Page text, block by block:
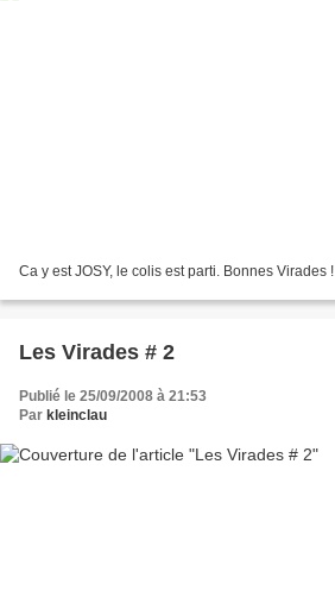
Ca y est JOSY, le colis est parti. Bonnes Virades !
Les Virades # 2
Publié le 25/09/2008 à 21:53
Par kleinclau